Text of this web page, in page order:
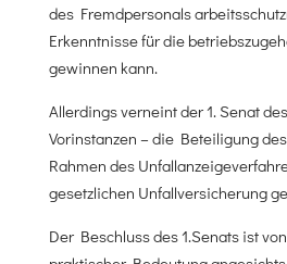
des Fremdpersonals
Erkenntnisse für die
gewinnen kann.
Allerdings verneint der 1. Senat
Vorinstanzen – die Beteiligung
Rahmen des
gesetzlichen Unfallversicherung
Der Beschluss des 1.Senats ist